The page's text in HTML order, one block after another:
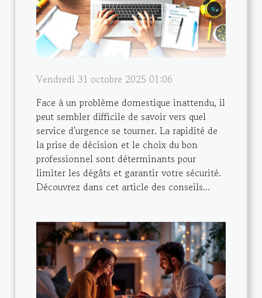
Vendredi 31 octobre 2025 01:06
Face à un problème domestique inattendu, il
peut sembler difficile de savoir vers quel
service d'urgence se tourner. La rapidité de
la prise de décision et le choix du bon
professionnel sont déterminants pour
limiter les dégâts et garantir votre sécurité.
Découvrez dans cet article des conseils...